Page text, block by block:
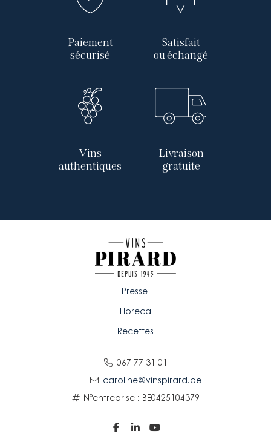
Paiement
sécurisé
Satisfait
ou échangé
Vins
authentiques
Livraison
gratuite
067 77 31 01
caroline@vinspirard.be
N°entreprise : BE0425104379
Presse
Horeca
Recettes
  